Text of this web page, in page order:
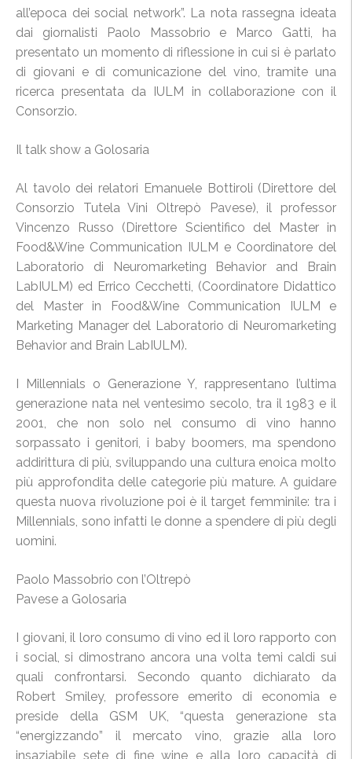
all’epoca dei social network”. La nota rassegna ideata
dai giornalisti Paolo Massobrio e Marco Gatti, ha
presentato un momento di riflessione in cui si è parlato
di giovani e di comunicazione del vino, tramite una
ricerca presentata da IULM in collaborazione con il
Consorzio.
Il talk show a Golosaria
Al tavolo dei relatori Emanuele Bottiroli (Direttore del
Consorzio Tutela Vini Oltrepò Pavese), il professor
Vincenzo Russo (Direttore Scientifico del Master in
Food&Wine Communication IULM e Coordinatore del
Laboratorio di Neuromarketing Behavior and Brain
LabIULM) ed Errico Cecchetti, (Coordinatore Didattico
del Master in Food&Wine Communication IULM e
Marketing Manager del Laboratorio di Neuromarketing
Behavior and Brain LabIULM).
I Millennials o Generazione Y, rappresentano l’ultima
generazione nata nel ventesimo secolo, tra il 1983 e il
2001, che non solo nel consumo di vino hanno
sorpassato i genitori, i baby boomers, ma spendono
addirittura di più, sviluppando una cultura enoica molto
più approfondita delle categorie più mature. A guidare
questa nuova rivoluzione poi è il target femminile: tra i
Millennials, sono infatti le donne a spendere di più degli
uomini.
Paolo Massobrio con l’Oltrepò
Pavese a Golosaria
I giovani, il loro consumo di vino ed il loro rapporto con
i social, si dimostrano ancora una volta temi caldi sui
quali confrontarsi. Secondo quanto dichiarato da
Robert Smiley, professore emerito di economia e
preside della GSM UK, “questa generazione sta
“energizzando” il mercato vino, grazie alla loro
insaziabile sete di fine wine e alla loro capacità di